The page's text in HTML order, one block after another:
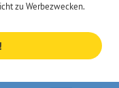
zu Werbezwecken.